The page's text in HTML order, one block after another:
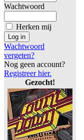
Wachtwoord
Herken mij
Wachtwoord
vergeten?
Nog geen account?
Registreer hier.
Gezocht!